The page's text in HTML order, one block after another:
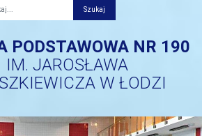
PODSTAWOWA NR 190
IM. JAROSŁAWA
W ŁODZI